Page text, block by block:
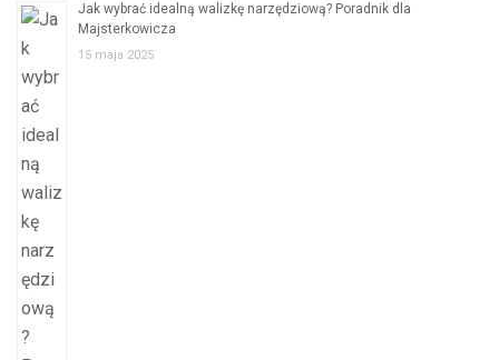
Jak wybrać idealną walizkę narzędziową? Poradnik dla
Majsterkowicza
15 maja 2025